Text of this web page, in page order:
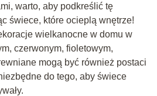
warto, aby podkreślić tę
świece, które ocieplą wnętrze!
wielkanocne w domu w
czerwonym, fioletowym,
mogą być również postaci
do tego, aby świece